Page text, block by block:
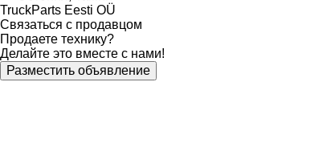
TruckParts Eesti OÜ
Связаться с продавцом
Продаете технику?
Делайте это вместе с нами!
Разместить объявление